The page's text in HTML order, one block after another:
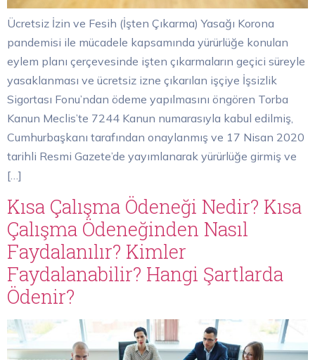
Ücretsiz İzin ve Fesih (İşten Çıkarma) Yasağı Korona
pandemisi ile mücadele kapsamında yürürlüğe konulan
eylem planı çerçevesinde işten çıkarmaların geçici süreyle
yasaklanması ve ücretsiz izne çıkarılan işçiye İşsizlik
Sigortası Fonu’ndan ödeme yapılmasını öngören Torba
Kanun Meclis’te 7244 Kanun numarasıyla kabul edilmiş,
Cumhurbaşkanı tarafından onaylanmış ve 17 Nisan 2020
tarihli Resmi Gazete’de yayımlanarak yürürlüğe girmiş ve
[…]
Kısa Çalışma Ödeneği Nedir? Kısa
Çalışma Ödeneğinden Nasıl
Faydalanılır? Kimler
Faydalanabilir? Hangi Şartlarda
Ödenir?